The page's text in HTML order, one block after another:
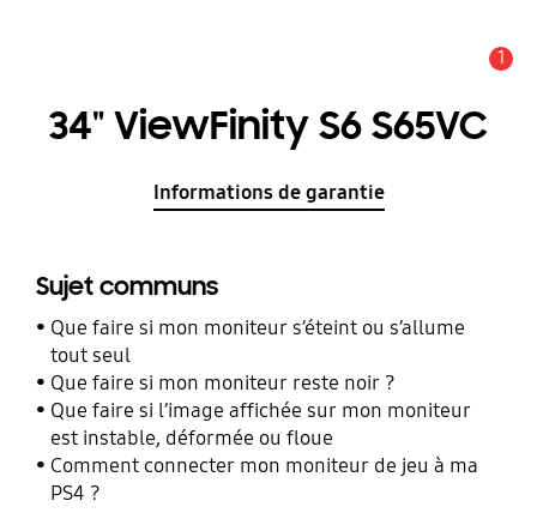
1
34" ViewFinity S6 S65VC
Informations de garantie
Sujet communs
Que faire si mon moniteur s’éteint ou s’allume
tout seul
Que faire si mon moniteur reste noir ?
Que faire si l’image affichée sur mon moniteur
est instable, déformée ou floue
Comment connecter mon moniteur de jeu à ma
PS4 ?